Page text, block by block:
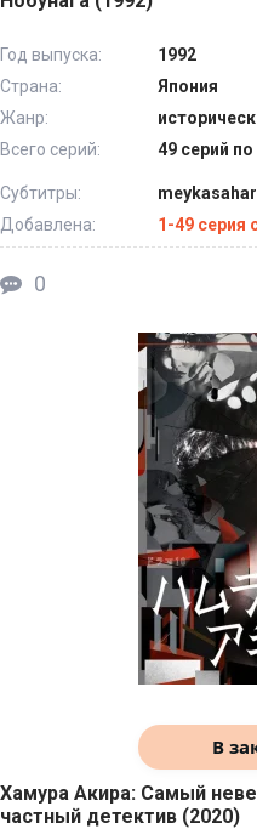
Год выпуска:
1992
Страна:
Япония
Жанр:
Всего серий:
49 серий
Субтитры:
Добавлена:
1-49 серия
0
В
Хамура Акира: Самый
частный детектив (2020)